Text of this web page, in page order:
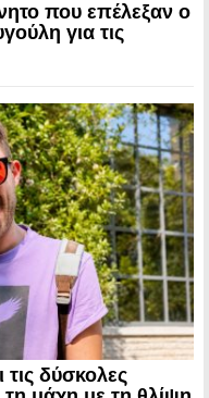
που επέλεξαν ο
για τις
δύσκολες